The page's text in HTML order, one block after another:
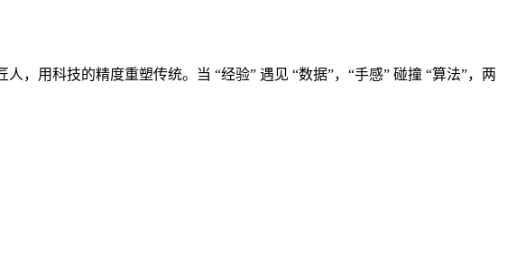
用科技的精度重塑传统。当 “经验” 遇见 “数据”，“手感” 碰撞 “算法”，两